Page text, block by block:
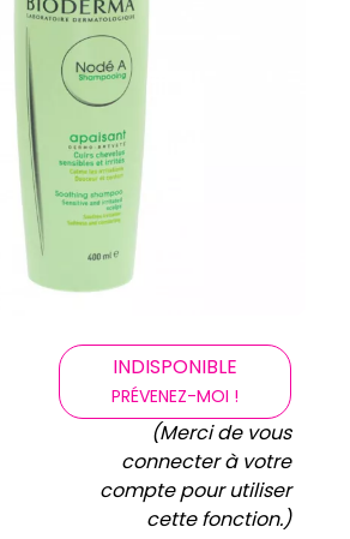
INDISPONIBLE
PRÉVENEZ-MOI !
(Merci de vous
connecter à votre
compte pour utiliser
cette fonction.)